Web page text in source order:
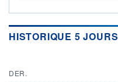
HISTORIQUE 5 JOURS
DER.